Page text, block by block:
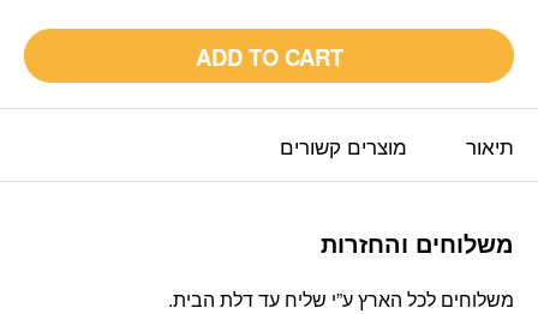
ADD TO CART
תיאור מוצרים קשורים
משלוחים והחזרות
משלוחים לכל הארץ ע”י שליח עד דלת הבית.